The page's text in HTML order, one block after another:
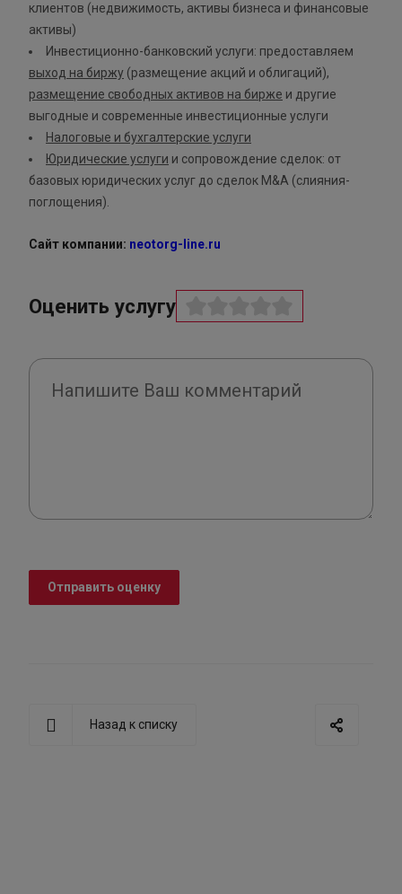
клиентов (недвижимость, активы бизнеса и финансовые
активы)
Инвестиционно-банковский услуги: предоставляем
выход на биржу (размещение акций и облигаций),
размещение свободных активов на бирже и другие
выгодные и современные инвестиционные услуги
Налоговые и бухгалтерские услуги
Юридические услуги и сопровождение сделок: от
базовых юридических услуг до сделок M&A (слияния-
поглощения).
Сайт компании: neotorg-line.ru
Оценить услугу
Отправить оценку
Назад к списку